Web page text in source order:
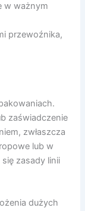
w ważnym
przewoźnika,
zaświadczenie
zwłaszcza
lub w
zasady linii
dużych